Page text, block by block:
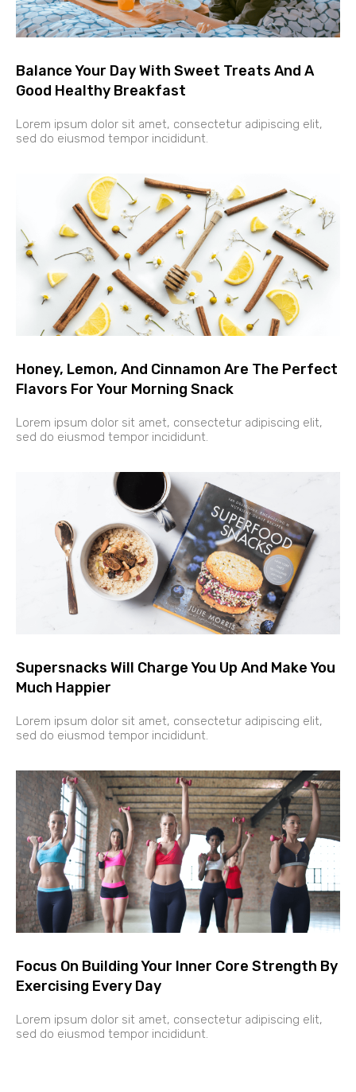
Balance Your Day With Sweet Treats And A
Good Healthy Breakfast
Lorem ipsum dolor sit amet, consectetur adipiscing elit,
sed do eiusmod tempor incididunt.
Honey, Lemon, And Cinnamon Are The Perfect
Flavors For Your Morning Snack
Lorem ipsum dolor sit amet, consectetur adipiscing elit,
sed do eiusmod tempor incididunt.
Supersnacks Will Charge You Up And Make You
Much Happier
Lorem ipsum dolor sit amet, consectetur adipiscing elit,
sed do eiusmod tempor incididunt.
Focus On Building Your Inner Core Strength By
Exercising Every Day
Lorem ipsum dolor sit amet, consectetur adipiscing elit,
sed do eiusmod tempor incididunt.